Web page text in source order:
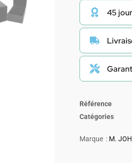
45
Référence
Catégories
Marque : M.